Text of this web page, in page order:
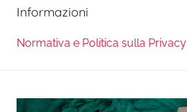
Informazioni
Normativa e Politica sulla Privacy